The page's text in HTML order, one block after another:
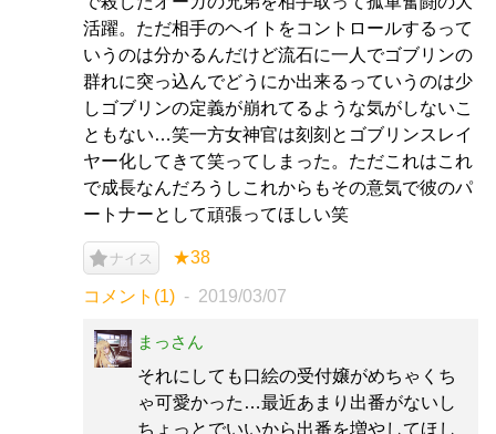
活躍。ただ相手のヘイトをコントロールするって
いうのは分かるんだけど流石に一人でゴブリンの
群れに突っ込んでどうにか出来るっていうのは少
しゴブリンの定義が崩れてるような気がしないこ
ともない…笑一方女神官は刻刻とゴブリンスレイ
ヤー化してきて笑ってしまった。ただこれはこれ
で成長なんだろうしこれからもその意気で彼のパ
ートナーとして頑張ってほしい笑
ナイス ★38
コメント(1) 2019/03/07
まっさん
それにしても口絵の受付嬢がめちゃくち
ゃ可愛かった…最近あまり出番がないし
ちょっとでいいから出番を増やしてほし